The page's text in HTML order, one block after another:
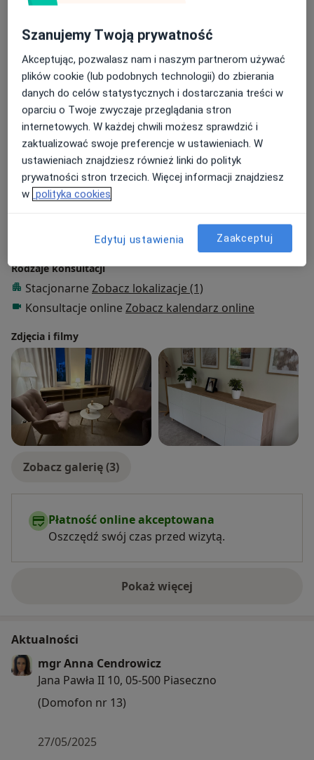
Psychoterapia psychodynamiczna
Zakres porad
Psychologia dorosłych
Diagnoza psychologiczna
Główne obszary pomocy
ADHD Anoreksja
Bezsenność
Ból emocjonalny
Bulimia +21a11y_sr_more_diseases
Pacjenci których przyjmuję
Dzieci w wieku od 12 lat
Rodzaje konsultacji
Stacjonarne Zobacz lokalizacje (1)
Konsultacje online Zobacz kalendarz online
Zdjęcia i filmy
Zobacz galerię (3)
Płatność online akceptowana
Oszczędź swój czas przed wizytą.
Pokaż więcejo doświadczeniu
Aktualności
mgr Anna Cendrowicz
Jana Pawła II 10, 05-500 Piaseczno
(Domofon nr 13)
27/05/2025
Szanujemy Twoją prywatność
Akceptując, pozwalasz nam i naszym partnerom używać
plików cookie (lub podobnych technologii) do zbierania
danych do celów statystycznych i dostarczania treści w
oparciu o Twoje zwyczaje przeglądania stron
internetowych. W każdej chwili możesz sprawdzić i
zaktualizować swoje preferencje w ustawieniach. W
ustawieniach znajdziesz również linki do polityk
prywatności stron trzecich. Więcej informacji znajdziesz
w polityka cookies
Edytuj ustawienia Zaakceptuj